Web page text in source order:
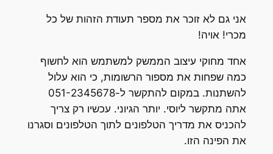
אני גם לא זוכר את מספר תעודת הזהות של כל
מכרי! אויה!
אחד מחוקי עיצוב הממשק למשתמש הוא לחשוף
כמה שפחות את מספור הרשומות, כי הוא עלול
להשתנות. במקום להתקשר ל-051-2345678
אתה מתקשר ליוסי. יותר הגיוני. עכשיו רק צריך
להכניס את מדריך הטלפונים לתוך הטלפונים וסגרנו
את הפינה הזו.